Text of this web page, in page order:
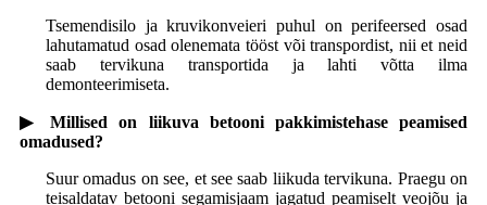
Tsemendisilo ja kruvikonveieri puhul on perifeersed osad
lahutamatud osad olenemata tööst või transpordist, nii et neid
saab tervikuna transportida ja lahti võtta ilma
demonteerimiseta.
▶ Millised on liikuva betooni pakkimistehase peamised
omadused?
Suur omadus on see, et see saab liikuda tervikuna. Praegu on
teisaldatav betooni segamisjaam jagatud peamiselt veojõu ja